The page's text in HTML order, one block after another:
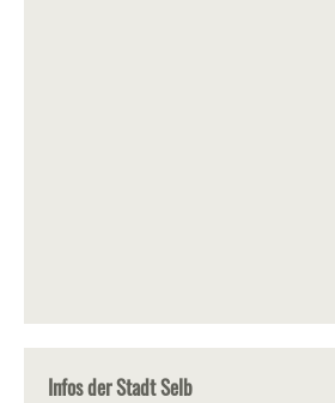
Infos der Stadt Selb